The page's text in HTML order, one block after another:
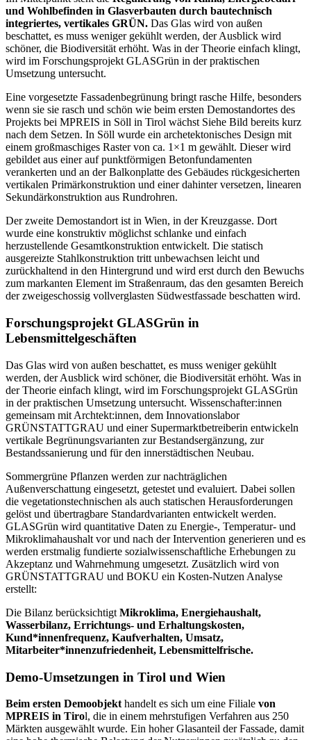
und Wohlbefinden in Glasverbauten durch bautechnisch
integriertes, vertikales GRÜN. Das Glas wird von außen
beschattet, es muss weniger gekühlt werden, der Ausblick wird
schöner, die Biodiversität erhöht. Was in der Theorie einfach klingt,
wird im Forschungsprojekt GLASGrün in der praktischen
Umsetzung untersucht.
Eine vorgesetzte Fassadenbegrünung bringt rasche Hilfe, besonders
wenn sie sie rasch und schön wie beim ersten Demostandortes des
Projekts bei MPREIS in Söll in Tirol wächst Siehe Bild bereits kurz
nach dem Setzen. In Söll wurde ein archetektonisches Design mit
einem großmaschiges Raster von ca. 1×1 m gewählt. Dieser wird
gebildet aus einer auf punktförmigen Betonfundamenten
verankerten und an der Balkonplatte des Gebäudes rückgesicherten
vertikalen Primärkonstruktion und einer dahinter versetzen, linearen
Sekundärkonstruktion aus Rundrohren.
Der zweite Demostandort ist in Wien, in derKreuzgasse. Dort
wurde eine konstruktiv möglichst schlanke und einfach
herzustellende Gesamtkonstruktion entwickelt. Die statisch
ausgereizte Stahlkonstruktion tritt unbewachsen leicht und
zurückhaltend in den Hintergrund und wird erst durch den Bewuchs
zum markanten Element im Straßenraum, das den gesamten Bereich
der zweigeschossig vollverglasten Südwestfassade beschatten wird.
Forschungsprojekt GLASGrün in
Lebensmittelgeschäften
Das Glas wird von außen beschattet, es muss weniger gekühlt
werden, der Ausblick wird schöner, die Biodiversität erhöht. Was in
der Theorie einfach klingt, wird im Forschungsprojekt GLASGrün
in der praktischen Umsetzung untersucht. Wissenschafter:innen
gemeinsam mit Archtekt:innen, dem Innovationslabor
GRÜNSTATTGRAU und einer Supermarktbetreiberin entwickeln
vertikale Begrünungsvarianten zur Bestandsergänzung, zur
Bestandssanierung und für den innerstädtischen Neubau.
Sommergrüne Pflanzen werden zur nachträglichen
Außenverschattung eingesetzt, getestet und evaluiert. Dabei sollen
die vegetationstechnischen als auch statischen Herausforderungen
gelöst und übertragbare Standardvarianten entwickelt werden.
GLASGrün wird quantitative Daten zu Energie-, Temperatur- und
Mikroklimahaushalt vor und nach der Intervention generieren und es
werden erstmalig fundierte sozialwissenschaftliche Erhebungen zu
Akzeptanz und Wahrnehmung umgesetzt. Zusätzlich wird von
GRÜNSTATTGRAU und BOKU ein Kosten-Nutzen Analyse
erstellt:
Die Bilanz berücksichtigt Mikroklima, Energiehaushalt,
Wasserbilanz, Errichtungs- und Erhaltungskosten,
Kund*innenfrequenz, Kaufverhalten, Umsatz,
Mitarbeiter*innenzu­frieden­heit, Lebensmittelfrische.
Demo-Umsetzungen in Tirol und Wien
Beim ersten Demoobjekt handelt es sich um eine Filiale von
MPREIS in Tirol, die in einem mehrstufigen Verfahren aus 250
Märkten ausgewählt wurde. Ein hoher Glasanteil der Fassade, damit